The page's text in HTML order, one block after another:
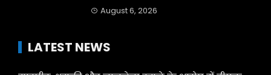
August 6, 2026
LATEST NEWS